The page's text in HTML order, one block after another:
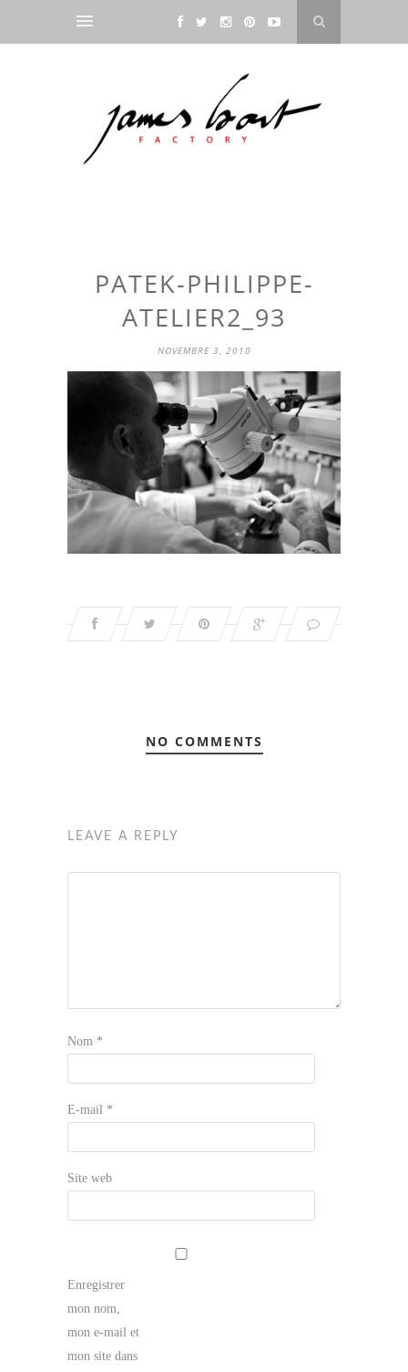
PATEK-PHILIPPE-
ATELIER2_93
NOVEMBRE 3, 2010
NO COMMENTS
LEAVE A REPLY
Nom *
E-mail *
Site web
Enregistrer
mon nom,
mon e-mail et
mon site dans